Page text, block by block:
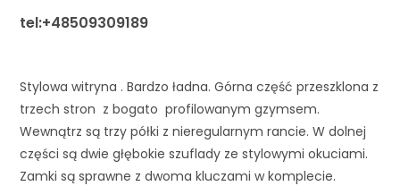
tel:+48509309189
Stylowa witryna . Bardzo ładna. Górna część przeszklona z
trzech stron  z bogato  profilowanym gzymsem.
Wewnątrz są trzy półki z nieregularnym rancie. W dolnej
części są dwie głębokie szuflady ze stylowymi okuciami.
Zamki są sprawne z dwoma kluczami w komplecie.